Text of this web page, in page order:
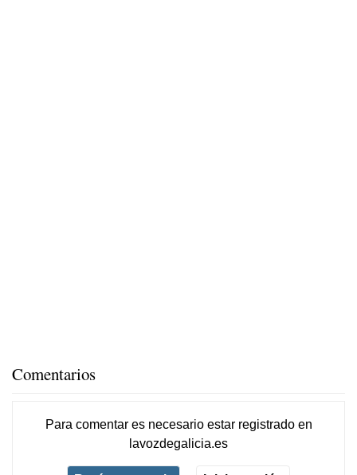
Comentarios
Para comentar es necesario estar registradoen
lavozdegalicia.es